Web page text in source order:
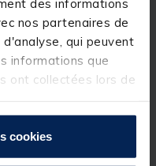
nos partenaires de
qui peuvent
informations que
ont collectées lors de
cookies
offrant une excellente
lors des sessions